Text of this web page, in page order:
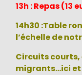
13h : Repas (13
14h30 :Table
l’échelle de
Circuits
migrants…ici